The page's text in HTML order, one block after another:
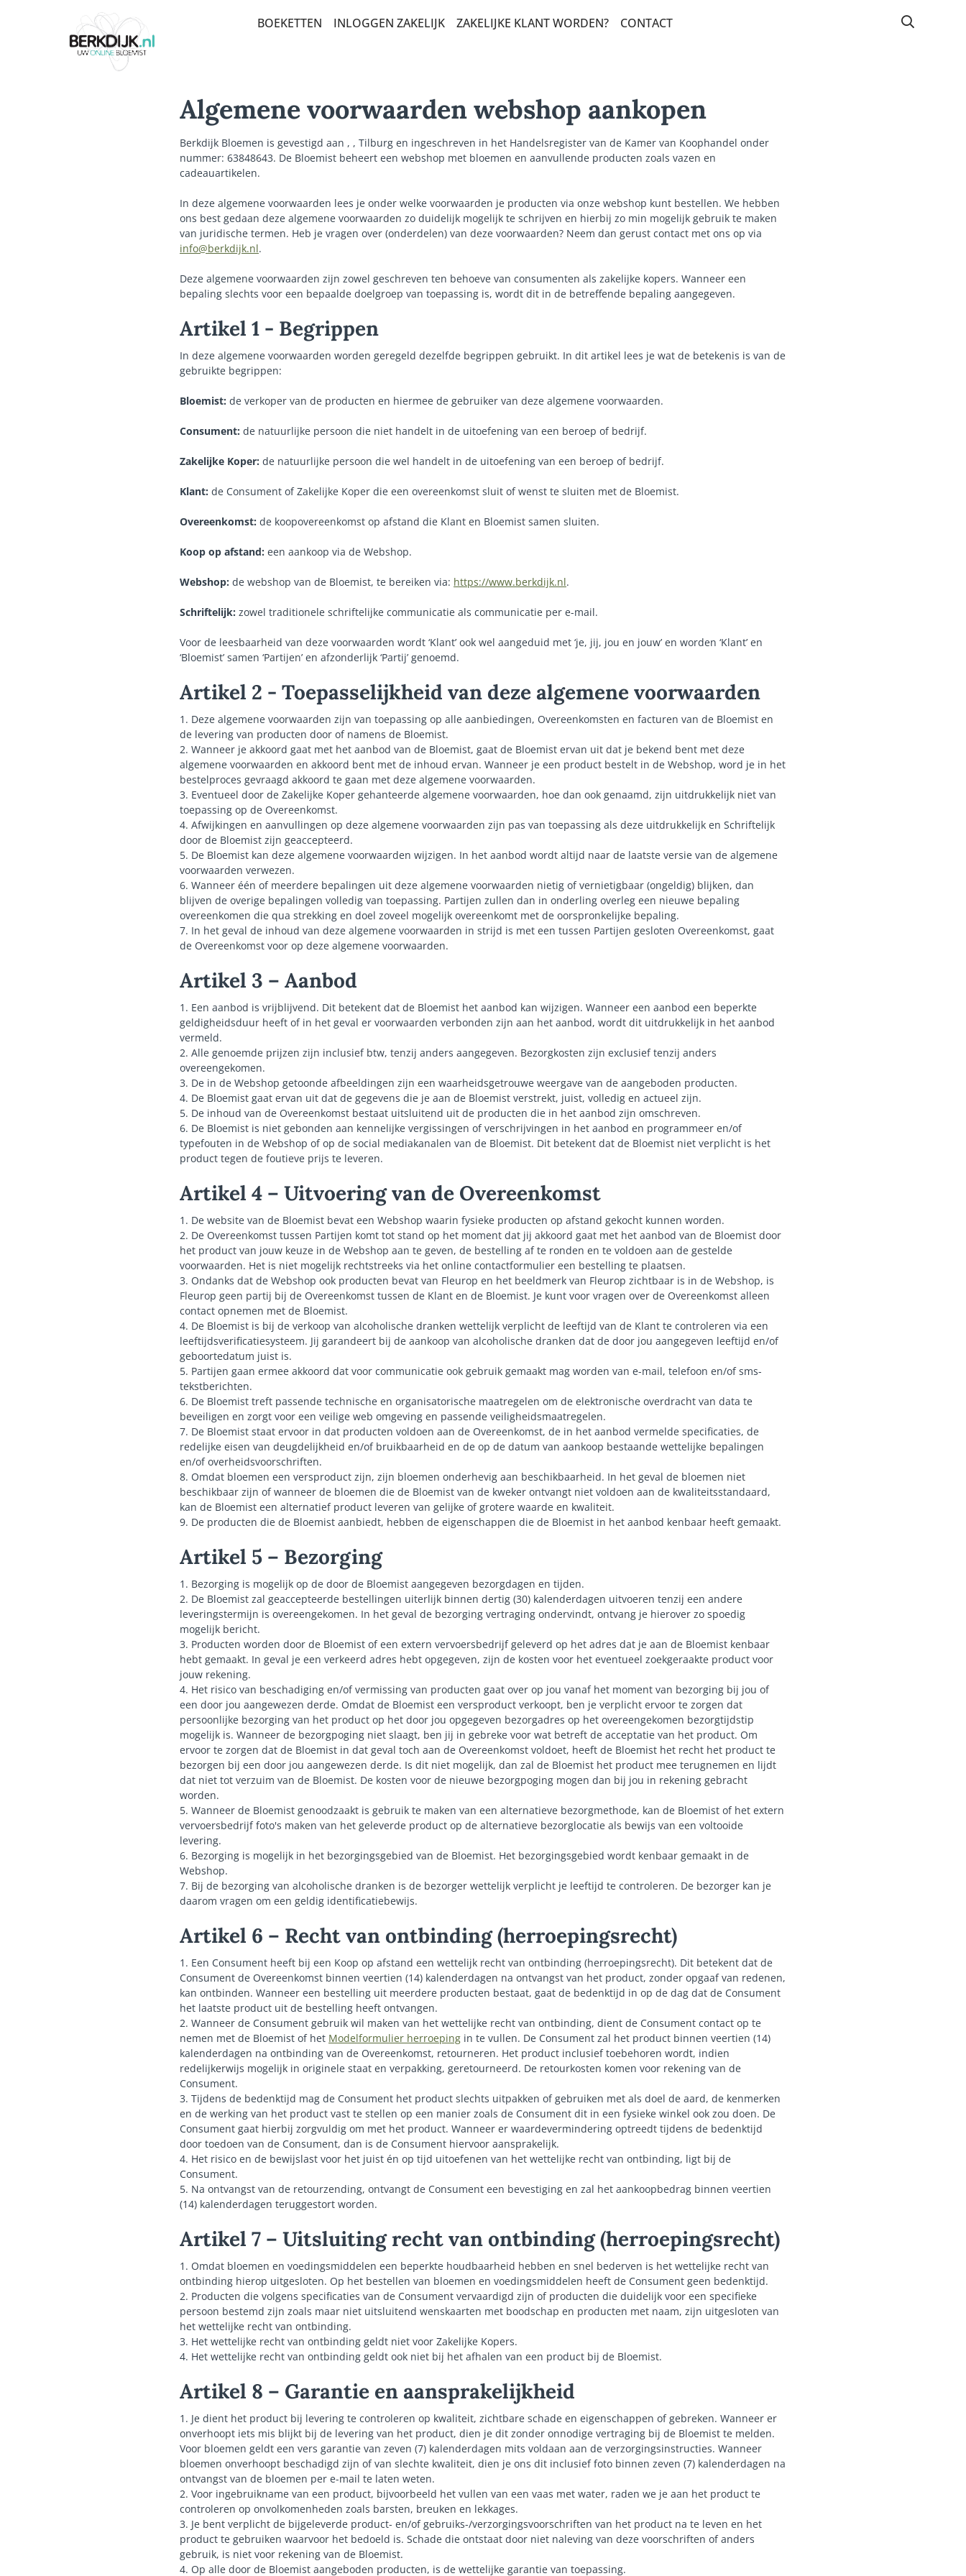
BOEKETTEN
BETERSCHAP EN STERKTE
VERJAARDAG EN FELICITATIE
LUXE-CADEAUBOEKETTEN
MEEST DUURZAME KEUZE
ROUW EN CONDOLEANCE
ROZEN
INLOGGEN ZAKELIJK ZAKELIJKE KLANT WORDEN? CONTACT
Algemene voorwaarden webshop aankopen
Berkdijk Bloemen is gevestigd aan , , Tilburg en ingeschreven in het Handelsregister van de Kamer van Koophandel onder
nummer: 63848643. De Bloemist beheert een webshop met bloemen en aanvullende producten zoals vazen en
cadeauartikelen.
In deze algemene voorwaarden lees je onder welke voorwaarden je producten via onze webshop kunt bestellen. We hebben
ons best gedaan deze algemene voorwaarden zo duidelijk mogelijk te schrijven en hierbij zo min mogelijk gebruik te maken
van juridische termen. Heb je vragen over (onderdelen) van deze voorwaarden? Neem dan gerust contact met ons op via
info@berkdijk.nl.
Deze algemene voorwaarden zijn zowel geschreven ten behoeve van consumenten als zakelijke kopers. Wanneer een
bepaling slechts voor een bepaalde doelgroep van toepassing is, wordt dit in de betreffende bepaling aangegeven.
Artikel 1 - Begrippen
In deze algemene voorwaarden worden geregeld dezelfde begrippen gebruikt. In dit artikel lees je wat de betekenis is van de
gebruikte begrippen:
Bloemist: de verkoper van de producten en hiermee de gebruiker van deze algemene voorwaarden.
Consument: de natuurlijke persoon die niet handelt in de uitoefening van een beroep of bedrijf.
Zakelijke Koper: de natuurlijke persoon die wel handelt in de uitoefening van een beroep of bedrijf.
Klant: de Consument of Zakelijke Koper die een overeenkomst sluit of wenst te sluiten met de Bloemist.
Overeenkomst: de koopovereenkomst op afstand die Klant en Bloemist samen sluiten.
Koop op afstand: een aankoop via de Webshop.
Webshop: de webshop van de Bloemist, te bereiken via: https://www.berkdijk.nl.
Schriftelijk: zowel traditionele schriftelijke communicatie als communicatie per e-mail.
Voor de leesbaarheid van deze voorwaarden wordt ‘Klant’ ook wel aangeduid met ‘je, jij, jou en jouw’ en worden ‘Klant’ en
‘Bloemist’ samen ‘Partijen’ en afzonderlijk ‘Partij’ genoemd.
Artikel 2 - Toepasselijkheid van deze algemene voorwaarden
1. Deze algemene voorwaarden zijn van toepassing op alle aanbiedingen, Overeenkomsten en facturen van de Bloemist en
de levering van producten door of namens de Bloemist.
2. Wanneer je akkoord gaat met het aanbod van de Bloemist, gaat de Bloemist ervan uit dat je bekend bent met deze
algemene voorwaarden en akkoord bent met de inhoud ervan. Wanneer je een product bestelt in de Webshop, word je in het
bestelproces gevraagd akkoord te gaan met deze algemene voorwaarden.
3. Eventueel door de Zakelijke Koper gehanteerde algemene voorwaarden, hoe dan ook genaamd, zijn uitdrukkelijk niet van
toepassing op de Overeenkomst.
4. Afwijkingen en aanvullingen op deze algemene voorwaarden zijn pas van toepassing als deze uitdrukkelijk en Schriftelijk
door de Bloemist zijn geaccepteerd.
5. De Bloemist kan deze algemene voorwaarden wijzigen. In het aanbod wordt altijd naar de laatste versie van de algemene
voorwaarden verwezen.
6. Wanneer één of meerdere bepalingen uit deze algemene voorwaarden nietig of vernietigbaar (ongeldig) blijken, dan
blijven de overige bepalingen volledig van toepassing. Partijen zullen dan in onderling overleg een nieuwe bepaling
overeenkomen die qua strekking en doel zoveel mogelijk overeenkomt met de oorspronkelijke bepaling.
7. In het geval de inhoud van deze algemene voorwaarden in strijd is met een tussen Partijen gesloten Overeenkomst, gaat
de Overeenkomst voor op deze algemene voorwaarden.
Artikel 3 – Aanbod
1. Een aanbod is vrijblijvend. Dit betekent dat de Bloemist het aanbod kan wijzigen. Wanneer een aanbod een beperkte
geldigheidsduur heeft of in het geval er voorwaarden verbonden zijn aan het aanbod, wordt dit uitdrukkelijk in het aanbod
vermeld.
2. Alle genoemde prijzen zijn inclusief btw, tenzij anders aangegeven. Bezorgkosten zijn exclusief tenzij anders
overeengekomen.
3. De in de Webshop getoonde afbeeldingen zijn een waarheidsgetrouwe weergave van de aangeboden producten.
4. De Bloemist gaat ervan uit dat de gegevens die je aan de Bloemist verstrekt, juist, volledig en actueel zijn.
5. De inhoud van de Overeenkomst bestaat uitsluitend uit de producten die in het aanbod zijn omschreven.
6. De Bloemist is niet gebonden aan kennelijke vergissingen of verschrijvingen in het aanbod en programmeer en/of
typefouten in de Webshop of op de social mediakanalen van de Bloemist. Dit betekent dat de Bloemist niet verplicht is het
product tegen de foutieve prijs te leveren.
Artikel 4 – Uitvoering van de Overeenkomst
1. De website van de Bloemist bevat een Webshop waarin fysieke producten op afstand gekocht kunnen worden.
2. De Overeenkomst tussen Partijen komt tot stand op het moment dat jij akkoord gaat met het aanbod van de Bloemist door
het product van jouw keuze in de Webshop aan te geven, de bestelling af te ronden en te voldoen aan de gestelde
voorwaarden. Het is niet mogelijk rechtstreeks via het online contactformulier een bestelling te plaatsen.
3. Ondanks dat de Webshop ook producten bevat van Fleurop en het beeldmerk van Fleurop zichtbaar is in de Webshop, is
Fleurop geen partij bij de Overeenkomst tussen de Klant en de Bloemist. Je kunt voor vragen over de Overeenkomst alleen
contact opnemen met de Bloemist.
4. De Bloemist is bij de verkoop van alcoholische dranken wettelijk verplicht de leeftijd van de Klant te controleren via een
leeftijdsverificatiesysteem. Jij garandeert bij de aankoop van alcoholische dranken dat de door jou aangegeven leeftijd en/of
geboortedatum juist is.
5. Partijen gaan ermee akkoord dat voor communicatie ook gebruik gemaakt mag worden van e-mail, telefoon en/of sms-
tekstberichten.
6. De Bloemist treft passende technische en organisatorische maatregelen om de elektronische overdracht van data te
beveiligen en zorgt voor een veilige web omgeving en passende veiligheidsmaatregelen.
7. De Bloemist staat ervoor in dat producten voldoen aan de Overeenkomst, de in het aanbod vermelde specificaties, de
redelijke eisen van deugdelijkheid en/of bruikbaarheid en de op de datum van aankoop bestaande wettelijke bepalingen
en/of overheidsvoorschriften.
8. Omdat bloemen een versproduct zijn, zijn bloemen onderhevig aan beschikbaarheid. In het geval de bloemen niet
beschikbaar zijn of wanneer de bloemen die de Bloemist van de kweker ontvangt niet voldoen aan de kwaliteitsstandaard,
kan de Bloemist een alternatief product leveren van gelijke of grotere waarde en kwaliteit.
9. De producten die de Bloemist aanbiedt, hebben de eigenschappen die de Bloemist in het aanbod kenbaar heeft gemaakt.
Artikel 5 – Bezorging
1. Bezorging is mogelijk op de door de Bloemist aangegeven bezorgdagen en tijden.
2. De Bloemist zal geaccepteerde bestellingen uiterlijk binnen dertig (30) kalenderdagen uitvoeren tenzij een andere
leveringstermijn is overeengekomen. In het geval de bezorging vertraging ondervindt, ontvang je hierover zo spoedig
mogelijk bericht.
3. Producten worden door de Bloemist of een extern vervoersbedrijf geleverd op het adres dat je aan de Bloemist kenbaar
hebt gemaakt. In geval je een verkeerd adres hebt opgegeven, zijn de kosten voor het eventueel zoekgeraakte product voor
jouw rekening.
4. Het risico van beschadiging en/of vermissing van producten gaat over op jou vanaf het moment van bezorging bij jou of
een door jou aangewezen derde. Omdat de Bloemist een versproduct verkoopt, ben je verplicht ervoor te zorgen dat
persoonlijke bezorging van het product op het door jou opgegeven bezorgadres op het overeengekomen bezorgtijdstip
mogelijk is. Wanneer de bezorgpoging niet slaagt, ben jij in gebreke voor wat betreft de acceptatie van het product. Om
ervoor te zorgen dat de Bloemist in dat geval toch aan de Overeenkomst voldoet, heeft de Bloemist het recht het product te
bezorgen bij een door jou aangewezen derde. Is dit niet mogelijk, dan zal de Bloemist het product mee terugnemen en lijdt
dat niet tot verzuim van de Bloemist. De kosten voor de nieuwe bezorgpoging mogen dan bij jou in rekening gebracht
worden.
5. Wanneer de Bloemist genoodzaakt is gebruik te maken van een alternatieve bezorgmethode, kan de Bloemist of het extern
vervoersbedrijf foto's maken van het geleverde product op de alternatieve bezorglocatie als bewijs van een voltooide
levering.
6. Bezorging is mogelijk in het bezorgingsgebied van de Bloemist. Het bezorgingsgebied wordt kenbaar gemaakt in de
Webshop.
7. Bij de bezorging van alcoholische dranken is de bezorger wettelijk verplicht je leeftijd te controleren. De bezorger kan je
daarom vragen om een geldig identificatiebewijs.
Artikel 6 – Recht van ontbinding (herroepingsrecht)
1. Een Consument heeft bij een Koop op afstand een wettelijk recht van ontbinding (herroepingsrecht). Dit betekent dat de
Consument de Overeenkomst binnen veertien (14) kalenderdagen na ontvangst van het product, zonder opgaaf van redenen,
kan ontbinden. Wanneer een bestelling uit meerdere producten bestaat, gaat de bedenktijd in op de dag dat de Consument
het laatste product uit de bestelling heeft ontvangen.
2. Wanneer de Consument gebruik wil maken van het wettelijke recht van ontbinding, dient de Consument contact op te
nemen met de Bloemist of het Modelformulier herroeping in te vullen. De Consument zal het product binnen veertien (14)
kalenderdagen na ontbinding van de Overeenkomst, retourneren. Het product inclusief toebehoren wordt, indien
redelijkerwijs mogelijk in originele staat en verpakking, geretourneerd. De retourkosten komen voor rekening van de
Consument.
3. Tijdens de bedenktijd mag de Consument het product slechts uitpakken of gebruiken met als doel de aard, de kenmerken
en de werking van het product vast te stellen op een manier zoals de Consument dit in een fysieke winkel ook zou doen. De
Consument gaat hierbij zorgvuldig om met het product. Wanneer er waardevermindering optreedt tijdens de bedenktijd
door toedoen van de Consument, dan is de Consument hiervoor aansprakelijk.
4. Het risico en de bewijslast voor het juist én op tijd uitoefenen van het wettelijke recht van ontbinding, ligt bij de
Consument.
5. Na ontvangst van de retourzending, ontvangt de Consument een bevestiging en zal het aankoopbedrag binnen veertien
(14) kalenderdagen teruggestort worden.
Artikel 7 – Uitsluiting recht van ontbinding (herroepingsrecht)
1. Omdat bloemen en voedingsmiddelen een beperkte houdbaarheid hebben en snel bederven is het wettelijke recht van
ontbinding hierop uitgesloten. Op het bestellen van bloemen en voedingsmiddelen heeft de Consument geen bedenktijd.
2. Producten die volgens specificaties van de Consument vervaardigd zijn of producten die duidelijk voor een specifieke
persoon bestemd zijn zoals maar niet uitsluitend wenskaarten met boodschap en producten met naam, zijn uitgesloten van
het wettelijke recht van ontbinding.
3. Het wettelijke recht van ontbinding geldt niet voor Zakelijke Kopers.
4. Het wettelijke recht van ontbinding geldt ook niet bij het afhalen van een product bij de Bloemist.
Artikel 8 – Garantie en aansprakelijkheid
1. Je dient het product bij levering te controleren op kwaliteit, zichtbare schade en eigenschappen of gebreken. Wanneer er
onverhoopt iets mis blijkt bij de levering van het product, dien je dit zonder onnodige vertraging bij de Bloemist te melden.
Voor bloemen geldt een vers garantie van zeven (7) kalenderdagen mits voldaan aan de verzorgingsinstructies. Wanneer
bloemen onverhoopt beschadigd zijn of van slechte kwaliteit, dien je ons dit inclusief foto binnen zeven (7) kalenderdagen na
ontvangst van de bloemen per e-mail te laten weten.
2. Voor ingebruikname van een product, bijvoorbeeld het vullen van een vaas met water, raden we je aan het product te
controleren op onvolkomenheden zoals barsten, breuken en lekkages.
3. Je bent verplicht de bijgeleverde product- en/of gebruiks-/verzorgingsvoorschriften van het product na te leven en het
product te gebruiken waarvoor het bedoeld is. Schade die ontstaat door niet naleving van deze voorschriften of anders
gebruik, is niet voor rekening van de Bloemist.
4. Op alle door de Bloemist aangeboden producten, is de wettelijke garantie van toepassing.